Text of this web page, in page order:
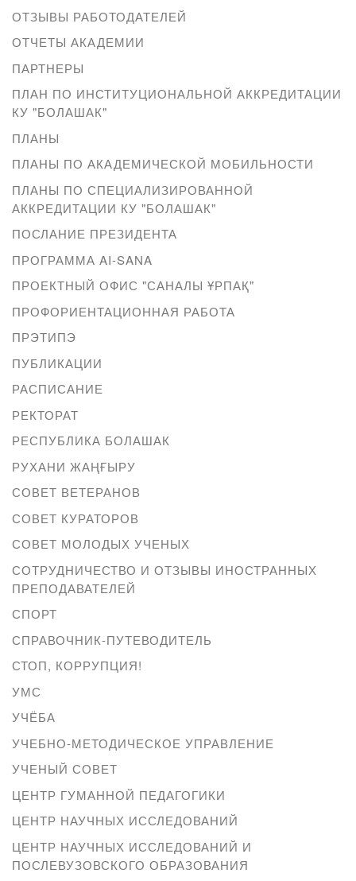
ОТЗЫВЫ РАБОТОДАТЕЛЕЙ
ОТЧЕТЫ АКАДЕМИИ
ПАРТНЕРЫ
ПЛАН ПО ИНСТИТУЦИОНАЛЬНОЙ АККРЕДИТАЦИИ
КУ "БОЛАШАК"
ПЛАНЫ
ПЛАНЫ ПО АКАДЕМИЧЕСКОЙ МОБИЛЬНОСТИ
ПЛАНЫ ПО СПЕЦИАЛИЗИРОВАННОЙ
АККРЕДИТАЦИИ КУ "БОЛАШАК"
ПОСЛАНИЕ ПРЕЗИДЕНТА
ПРОГРАММА AI-SANA
ПРОЕКТНЫЙ ОФИС "САНАЛЫ ҰРПАҚ"
ПРОФОРИЕНТАЦИОННАЯ РАБОТА
ПРЭТИПЭ
ПУБЛИКАЦИИ
РАСПИСАНИЕ
РЕКТОРАТ
РЕСПУБЛИКА БОЛАШАК
РУХАНИ ЖАҢҒЫРУ
СОВЕТ ВЕТЕРАНОВ
СОВЕТ КУРАТОРОВ
СОВЕТ МОЛОДЫХ УЧЕНЫХ
СОТРУДНИЧЕСТВО И ОТЗЫВЫ ИНОСТРАННЫХ
ПРЕПОДАВАТЕЛЕЙ
СПОРТ
СПРАВОЧНИК-ПУТЕВОДИТЕЛЬ
СТОП, КОРРУПЦИЯ!
УМС
УЧЁБА
УЧЕБНО-МЕТОДИЧЕСКОЕ УПРАВЛЕНИЕ
УЧЕНЫЙ СОВЕТ
ЦЕНТР ГУМАННОЙ ПЕДАГОГИКИ
ЦЕНТР НАУЧНЫХ ИССЛЕДОВАНИЙ
ЦЕНТР НАУЧНЫХ ИССЛЕДОВАНИЙ И
ПОСЛЕВУЗОВСКОГО ОБРАЗОВАНИЯ